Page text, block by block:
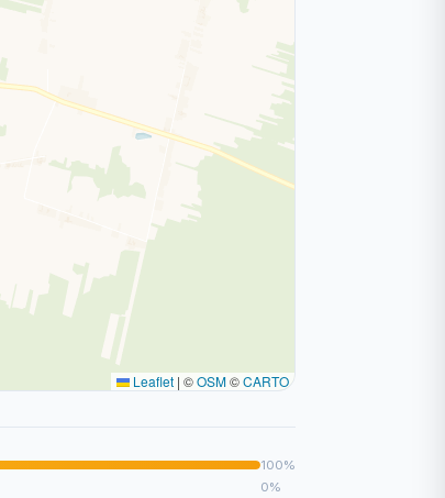
Leaflet | ©OSM©CARTO
100%
0%